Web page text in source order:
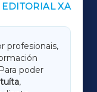
EDITORIAL XA
profesionais,
poder
,